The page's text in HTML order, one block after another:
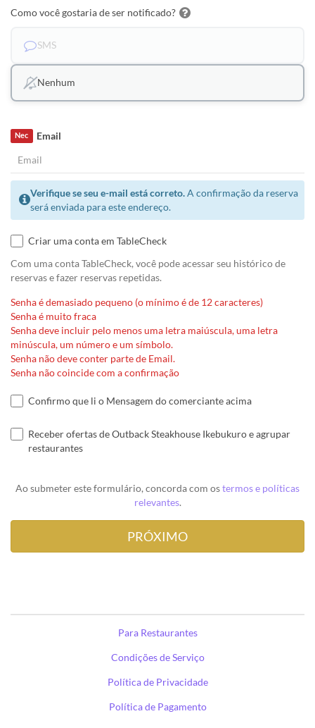
Como você gostaria de ser notificado?
SMS
Nenhum
Email
Nec
Verifique se seu e-mail está correto.A confirmação da reserva
será enviada para este endereço.
Criar uma conta em TableCheck
Com uma conta TableCheck, você pode acessar seu histórico de
reservas e fazer reservas repetidas.
Senha é demasiado pequeno (o mínimo é de 12 caracteres)
Senha é muito fraca
Senha deve incluir pelo menos uma letra maiúscula, uma letra
minúscula, um número e um símbolo.
Senha não deve conter parte de Email.
Senha não coincide com a confirmação
Confirmo que li o Mensagem do comerciante acima
Receber ofertas de Outback Steakhouse Ikebukuro e agrupar
restaurantes
Ao submeter este formulário, concorda com ostermos e políticas
relevantes.
Para Restaurantes
Condições de Serviço
Política de Privacidade
Política de Pagamento